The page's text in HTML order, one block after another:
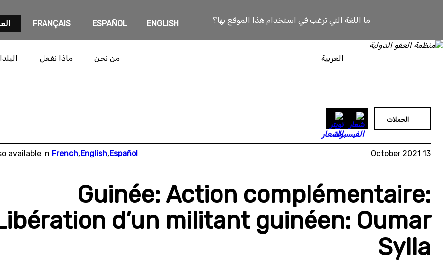
ما اللغة التي ترغب في استخدام هذا الموقع بها؟ ENGLISH
ESPAÑOL
FRANÇAIS
العربية من نحن ماذا نفعل
الحملات
13 October 2021
available in French,English,Español
Guinée: Action complémentaire:
d’un militant guinéen: Oumar
Sylla